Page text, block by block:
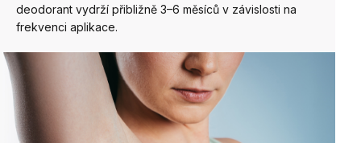
deodorant vydrží přibližně 3–6 měsíců v závislosti na
frekvenci aplikace.